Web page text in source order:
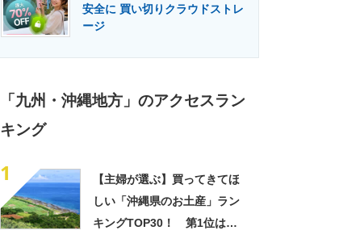
安全に 買い切りクラウドストレ
ージ
「九州・沖縄地方」のアクセスラン
キング
1
【主婦が選ぶ】買ってきてほ
しい「沖縄県のお土産」ラン
キングTOP30！ 第1位は